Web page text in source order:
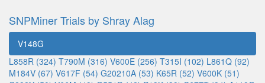
SNPMiner Trials by Shray Alag
V148G
L858R (324) T790M (316) V600E (256) T315I (102) L861Q (92)
M184V (67) V617F (54) G20210A (53) K65R (52) V600K (51)